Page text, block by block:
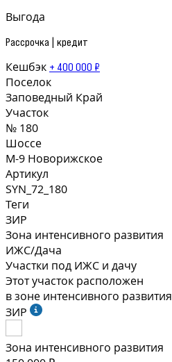
Выгода
Рассрочка | кредит
Кешбэк + 400 000 ₽
Поселок
Заповедный Край
Участок
№ 180
Шоссе
М-9 Новорижское
Артикул
SYN_72_180
Теги
ЗИР
Зона интенсивного развития
ИЖС/Дача
Участки под ИЖС и дачу
Этот участок расположен
в зоне интенсивного развития
ЗИР
Зона интенсивного развития